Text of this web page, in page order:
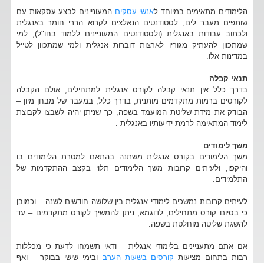
הלימודים מתאימים במיוחד לאנשי עסקים המעוניינים לבצע עסקאות עם
שותפים מעבר לים, לסטודנטים הנאלצים לקרוא הררי חומר באנגלית
ולכתוב עבודות באנגלית (ולסטודנטים המעוניינים ללמוד בחו"ל), למי
שמתכוון להעתיק מגוריו לארצות דוברות אנגלית ולמי שמתכוון לטייל
במדינות אלו.
תנאי קבלה
בדרך כלל אין תנאי קבלה לקורס אנגלית למתחילים, אולם הקבלה
לקורסים ברמות מתקדמים מותנית, בדרך כלל, במעבר של מבחן מיון –
הבודק את מידת שליטת המועמד בשפה, כך שניתן יהיה לשבצו לקבוצת
לימוד המתאימה לרמת ידיעותיו באנגלית .
משך לימודים
משך הלימודים בקורס אנגלית משתנה בהתאם למטרת הלימודים בו
והיקפו, ולעיתים קרובות משך הלימודים תלוי בקצב ההתקדמות של
התלמידים.
לעיתים קרובות נמשכים לימודי אנגלית בין שלושה חודשים לשנה – וכמובן
כי בסיום קורס מתחילים, לדוגמא, ניתן להמשיך לקורס מתקדמים – עד
להשגת שליטה מוחלטת בשפה.
אם אתם מתעניינים בלימודי אנגלית – ודאי תשמחו לדעת כי מכללות
רבות בתחום מציעות קורסים בשעות הערב ובימי שישי בבוקר – ואף